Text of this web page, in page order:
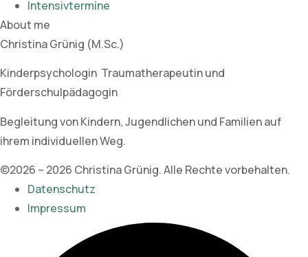
Intensivtermine
About me
Christina Grünig (M.Sc.)
Kinderpsychologin Traumatherapeutin und
Förderschulpädagogin
Begleitung von Kindern, Jugendlichen und Familien auf
ihrem individuellen Weg.
©2026 – 2026 Christina Grünig. Alle Rechte vorbehalten.
Datenschutz
Impressum